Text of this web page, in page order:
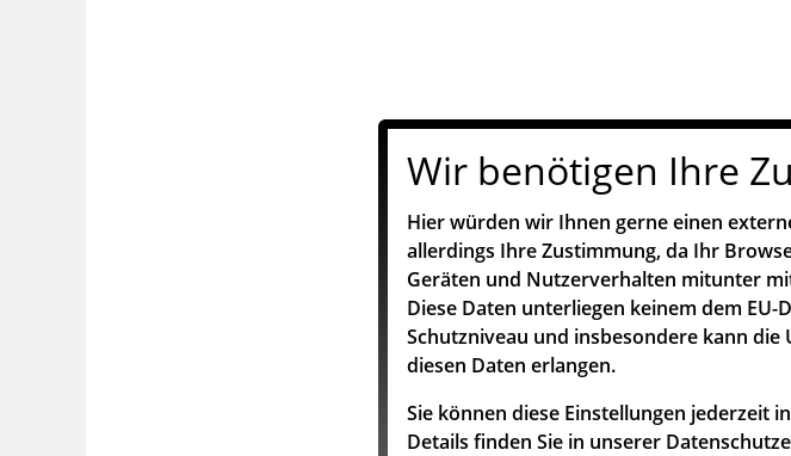
Wir benötigen Ihre
Hier würden wir Ihnen gerne einen
allerdings Ihre Zustimmung, da Ihr
Geräten und Nutzerverhalten mitunter
Diese Daten unterliegen keinem dem
Schutzniveau und insbesondere kann die
diesen Daten erlangen.
Sie können diese Einstellungen jederzeit
Details finden Sie in unserer